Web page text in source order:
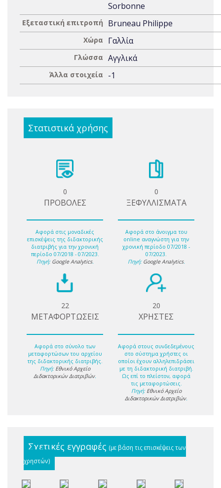
Sorbonne
Εξεταστική επιτροπή Bruneau Philippe
Χώρα Γαλλία
Γλώσσα Αγγλικά
Άλλα στοιχεία -1
Στατιστικά χρήσης
0
ΠΡΟΒΟΛΕΣ
Αφορά στις μοναδικές
επισκέψεις της διδακτορικής
διατριβής για την χρονική
περίοδο 07/2018 - 07/2023.
Πηγή: Google Analytics.
0
ΞΕΦΥΛΛΙΣΜΑΤΑ
Αφορά στο άνοιγμα του
online αναγνώστη για την
χρονική περίοδο 07/2018 -
07/2023.
Πηγή: Google Analytics.
22
ΜΕΤΑΦΟΡΤΩΣΕΙΣ
Αφορά στο σύνολο των
μεταφορτώσων του αρχείου
της διδακτορικής διατριβής.
Πηγή: Εθνικό Αρχείο
Διδακτορικών Διατριβών.
20
ΧΡΗΣΤΕΣ
Αφορά στους συνδεδεμένους
στο σύστημα χρήστες οι
οποίοι έχουν αλληλεπιδράσει
με τη διδακτορική διατριβή.
Ως επί το πλείστον, αφορά
τις μεταφορτώσεις.
Πηγή: Εθνικό Αρχείο
Διδακτορικών Διατριβών.
Σχετικές εγγραφές (με βάση τις επισκέψεις των
χρηστών)